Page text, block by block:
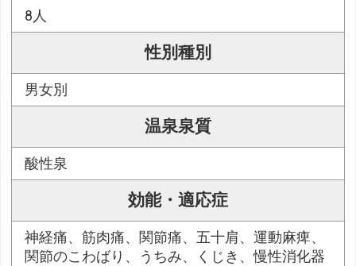
8人
性別種別
男女別
温泉泉質
酸性泉
効能・適応症
神経痛、筋肉痛、関節痛、五十肩、運動麻痺、
関節のこわばり、うちみ、くじき、慢性消化器